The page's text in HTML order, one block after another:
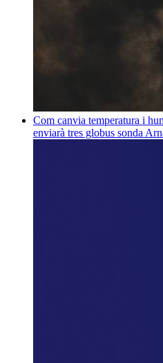
Com canvia temperatura i
enviarà tres globus sonda